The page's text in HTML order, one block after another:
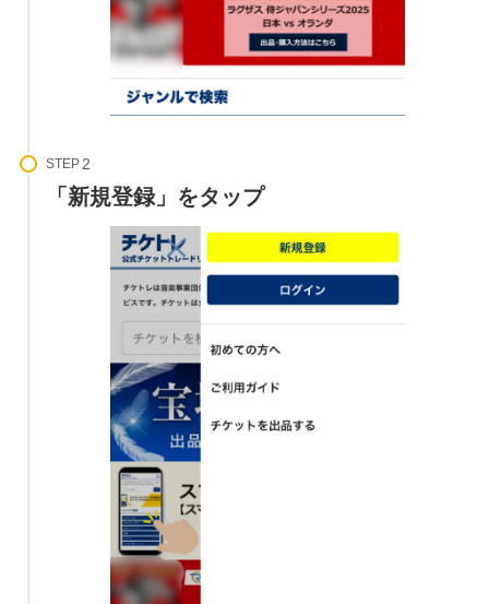
STEP
「新規登録」をタップ